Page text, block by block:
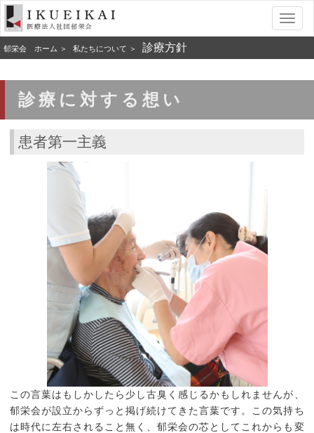
郁栄会 ホーム 私たちについて 診療方針
診療に対する想い
患者第一主義
この言葉はもしかしたら少し古臭く感じるかもしれませんが、
郁栄会が設立からずっと掲げ続けてきた言葉です。この気持ち
は時代に左右されること無く、郁栄会の芯としてこれからも変